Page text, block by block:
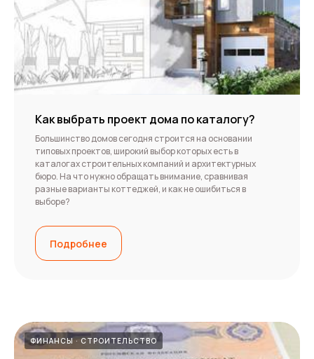
Как выбрать проект дома по каталогу?
Большинство домов сегодня строится на основании
типовых проектов, широкий выбор которых есть в
каталогах строительных компаний и архитектурных
бюро. На что нужно обращать внимание, сравнивая
разные варианты коттеджей, и как не ошибиться в
выборе?
Подробнее
ФИНАНСЫ СТРОИТЕЛЬСТВО